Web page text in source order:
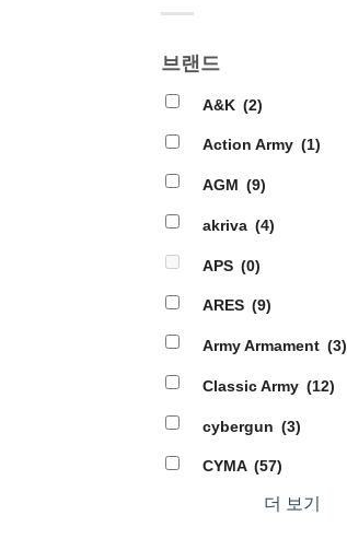
브랜드
A&K (2)
Action Army (1)
AGM (9)
akriva (4)
APS (0)
ARES (9)
Army Armament (3)
Classic Army (12)
cybergun (3)
CYMA (57)
더 보기